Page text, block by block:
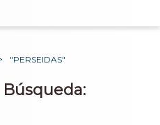
"PERSEIDAS"